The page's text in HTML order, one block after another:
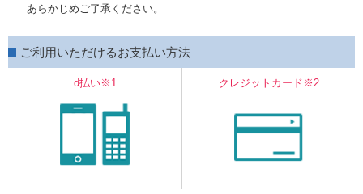
あらかじめご了承ください。
ご利用いただけるお支払い方法
d払い※1 クレジットカード※2